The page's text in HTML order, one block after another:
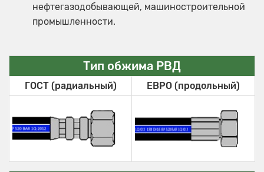
нефтегазодобывающей, машиностроительной
промышленности.
Тип обжима РВД
ГОСТ (радиальный) ЕВРО (продольный)